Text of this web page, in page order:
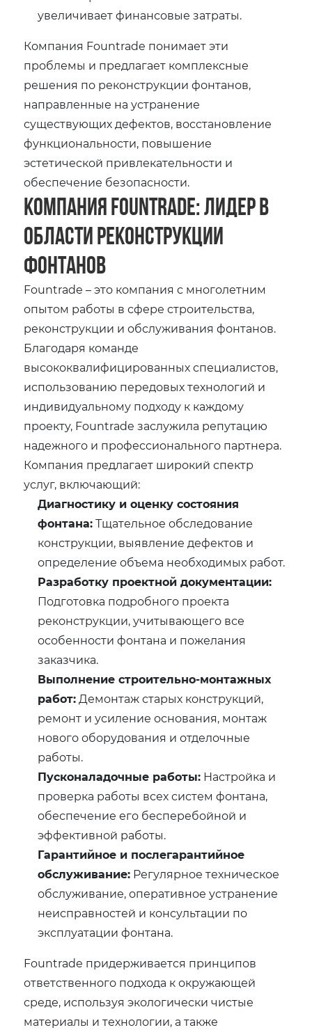
увеличивает финансовые затраты.
Компания Fountrade понимает эти
проблемы и предлагает комплексные
решения по реконструкции фонтанов,
направленные на устранение
существующих дефектов, восстановление
функциональности, повышение
эстетической привлекательности и
обеспечение безопасности.
Компания Fountrade: лидер в
области реконструкции
фонтанов
Fountrade – это компания с многолетним
опытом работы в сфере строительства,
реконструкции и обслуживания фонтанов.
Благодаря команде
высококвалифицированных специалистов,
использованию передовых технологий и
индивидуальному подходу к каждому
проекту, Fountrade заслужила репутацию
надежного и профессионального партнера.
Компания предлагает широкий спектр
услуг, включающий:
Диагностику и оценку состояния
фонтана:Тщательное обследование
конструкции, выявление дефектов и
определение объема необходимых работ.
Разработку проектной документации:
Подготовка подробного проекта
реконструкции, учитывающего все
особенности фонтана и пожелания
заказчика.
Выполнение строительно-монтажных
работ:Демонтаж старых конструкций,
ремонт и усиление основания, монтаж
нового оборудования и отделочные
работы.
Пусконаладочные работы: Настройка и
проверка работы всех систем фонтана,
обеспечение его бесперебойной и
эффективной работы.
Гарантийное и послегарантийное
обслуживание: Регулярное техническое
обслуживание, оперативное устранение
неисправностей и консультации по
эксплуатации фонтана.
Fountrade придерживается принципов
ответственного подхода к окружающей
среде, используя экологически чистые
материалы и технологии, а также